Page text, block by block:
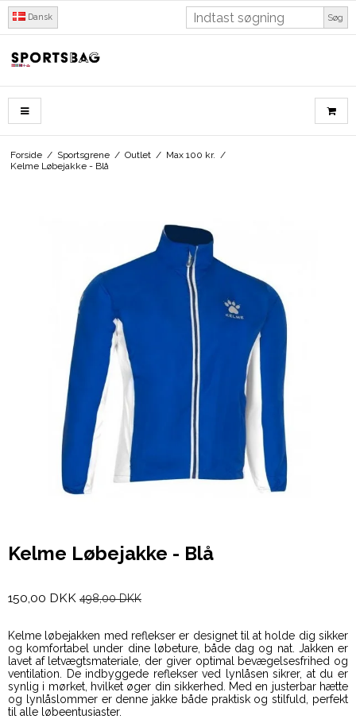
Dansk Søg
Forside / Sportsgrene / Outlet / Max 100 kr. /
Kelme Løbejakke - Blå
Kelme Løbejakke - Blå
150,00 DKK 498,00 DKK
Kelme løbejakken med reflekser er designet til at holde dig sikker
og komfortabel under dine løbeture, både dag og nat. Jakken er
lavet af letvægtsmateriale, der giver optimal bevægelsesfrihed og
ventilation. De indbyggede reflekser ved lynlåsen sikrer, at du er
synlig i mørket, hvilket øger din sikkerhed. Med en justerbar hætte
og lynlåslommer er denne jakke både praktisk og stilfuld, perfekt
til alle løbeentusiaster.